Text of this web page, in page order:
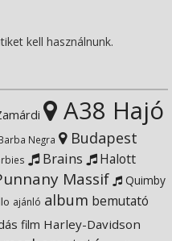
kell használnunk.
A38 Hajó
Negra
Budapest
Brains
Halott
Massif Quimby
ajánló album bemutató
film Harley-Davidson